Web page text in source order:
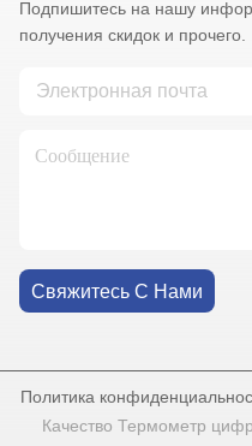
Подпишитесь на нашу
получения скидок и прочего.
Свяжитесь С Нами
Политика
Качество Термометр